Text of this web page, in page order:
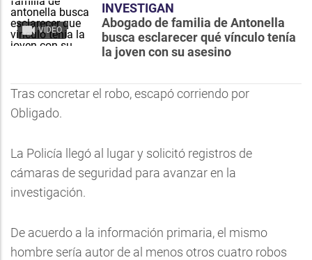
VIDEO
INVESTIGAN
Abogado de familia de Antonella
busca esclarecer qué vínculo tenía
la joven con su asesino
Tras concretar el robo, escapó corriendo por
Obligado.
La Policía llegó al lugar y solicitó registros de
cámaras de seguridad para avanzar en la
investigación.
De acuerdo a la información primaria, el mismo
hombre sería autor de al menos otros cuatro robos